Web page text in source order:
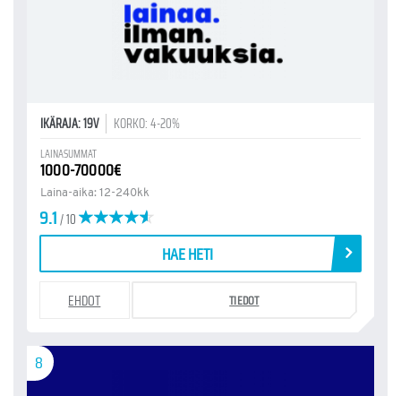
IKÄRAJA: 19V KORKO: 4-20%
LAINASUMMAT
1000-70000€
Laina-aika: 12-240kk
9.1/ 10
HAE HETI
EHDOT TIEDOT
8